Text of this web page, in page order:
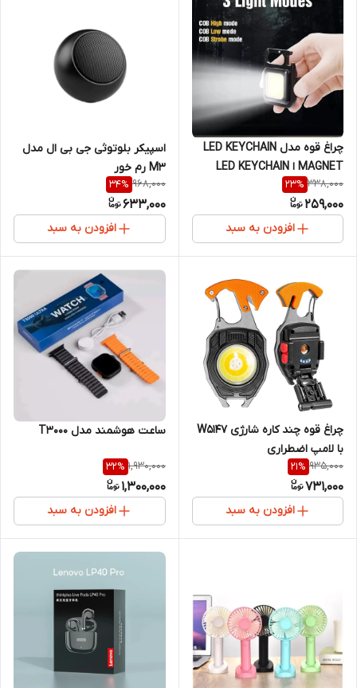
چراغ قوه مدل LED KEYCHAIN
MAGNET ا LED KEYCHAIN
MAGNET
338,000
23%
259,000
افزودن به سبد
اسپیکر بلوتوثی جی بی ال مدل
M3 رم خور
968,000
34%
633,000
افزودن به سبد
چراغ قوه چند کاره شارژی W5147
با لامپ اضطراری
935,000
21%
731,000
افزودن به سبد
ساعت هوشمند مدل T3000
1,930,000
32%
1,300,000
افزودن به سبد